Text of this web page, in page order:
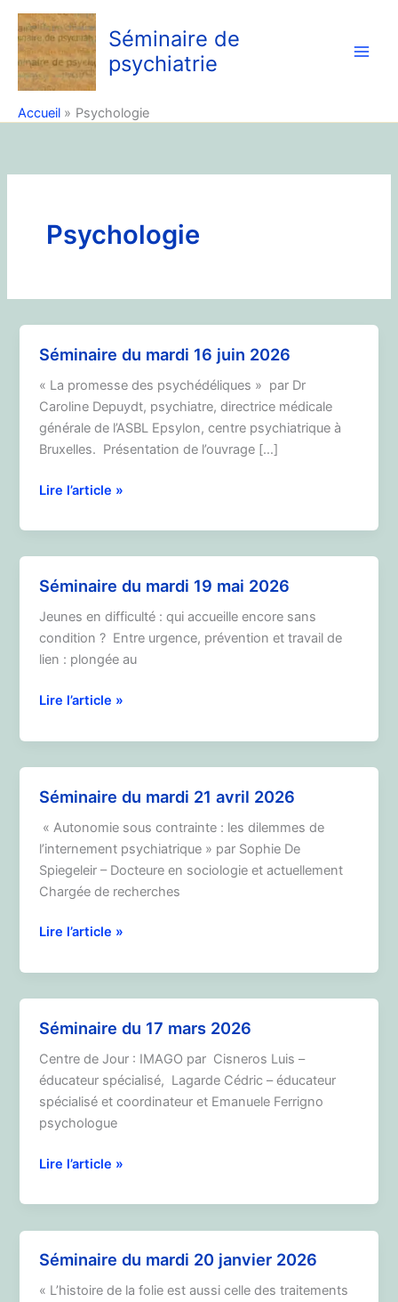
Aller
contenu
Séminaire de
psychiatrie
Accueil Psychologie
Psychologie
Séminaire du mardi 16 juin 2026
« La promesse des psychédéliques » par Dr
Caroline Depuydt, psychiatre, directrice médicale
générale de l’ASBL Epsylon, centre psychiatrique à
Bruxelles. Présentation de l’ouvrage […]
Séminaire
mardi
16
juin
2026
Lire l’article »
Séminaire du mardi 19 mai 2026
Jeunes en difficulté : qui accueille encore sans
condition ? Entre urgence, prévention et travail de
lien : plongée au
Séminaire
mardi
19
2026
Lire l’article »
Séminaire du mardi 21 avril 2026
« Autonomie sous contrainte : les dilemmes de
l’internement psychiatrique » par Sophie De
Spiegeleir – Docteure en sociologie et actuellement
Chargée de recherches
Séminaire
mardi
21
2026
Lire l’article »
Séminaire du 17 mars 2026
Centre de Jour : IMAGO par Cisneros Luis –
éducateur spécialisé, Lagarde Cédric – éducateur
spécialisé et coordinateur et Emanuele Ferrigno
psychologue
Séminaire
17
mars
2026
Lire l’article »
Séminaire du mardi 20 janvier 2026
« L’histoire de la folie est aussi celle des traitements